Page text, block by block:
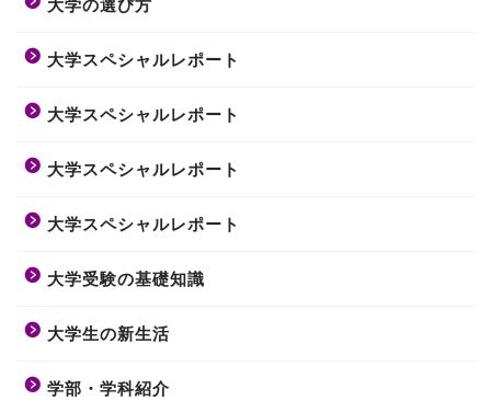
大学の選び方
大学スペシャルレポート
大学スペシャルレポート
大学スペシャルレポート
大学スペシャルレポート
大学受験の基礎知識
大学生の新生活
学部・学科紹介